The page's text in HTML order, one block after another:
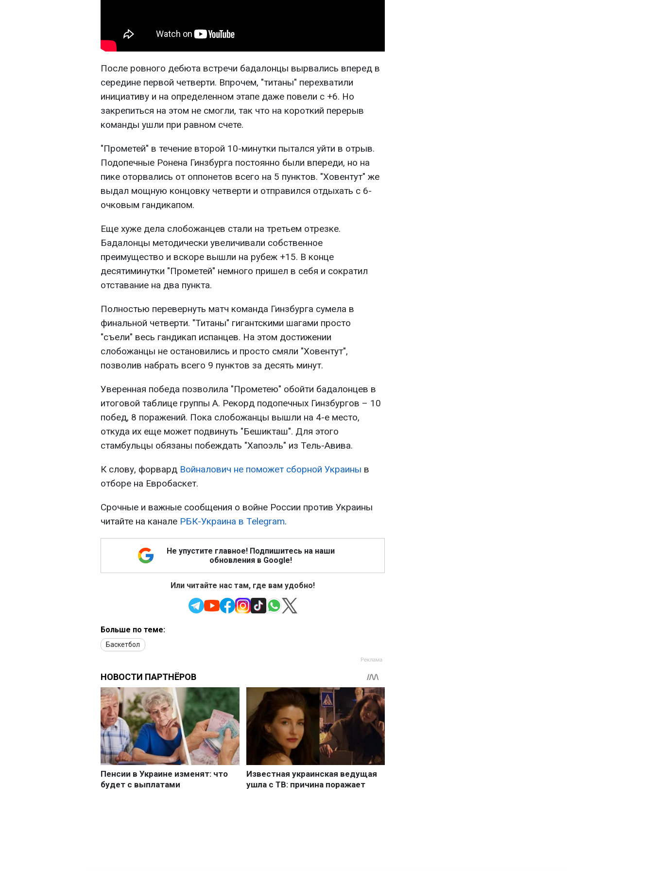
После ровного дебюта встречи бадалонцы вырвались вперед в
середине первой четверти. Впрочем, "титаны" перехватили
инициативу и на определенном этапе даже повели с +6. Но
закрепиться на этом не смогли, так что на короткий перерыв
команды ушли при равном счете.
"Прометей" в течение второй 10-минутки пытался уйти в отрыв.
Подопечные Ронена Гинзбурга постоянно были впереди, но на
пике оторвались от оппонетов всего на 5 пунктов. "Ховентут" же
выдал мощную концовку четверти и отправился отдыхать с 6-
очковым гандикапом.
Еще хуже дела слобожанцев стали на третьем отрезке.
Бадалонцы методически увеличивали собственное
преимущество и вскоре вышли на рубеж +15. В конце
десятиминутки "Прометей" немного пришел в себя и сократил
отставание на два пункта.
Полностью перевернуть матч команда Гинзбурга сумела в
финальной четверти. "Титаны" гигантскими шагами просто
"съели" весь гандикап испанцев. На этом достижении
слобожанцы не остановились и просто смяли "Ховентут",
позволив набрать всего 9 пунктов за десять минут.
Уверенная победа позволила "Прометею" обойти бадалонцев в
итоговой таблице группы A. Рекорд подопечных Гинзбургов – 10
побед, 8 поражений. Пока слобожанцы вышли на 4-е место,
откуда их еще может подвинуть "Бешикташ". Для этого
стамбульцы обязаны побеждать "Хапоэль" из Тель-Авива.
К слову, форвард Войналович не поможет сборной Украины в
отборе на Евробаскет.
Срочные и важные сообщения о войне России против Украины
читайте на канале РБК-Украина в Telegram.
Не упустите главное! Подпишитесь на наши
обновления в Google!
Или читайте нас там, где вам удобно!
Больше по теме:
Баскетбол